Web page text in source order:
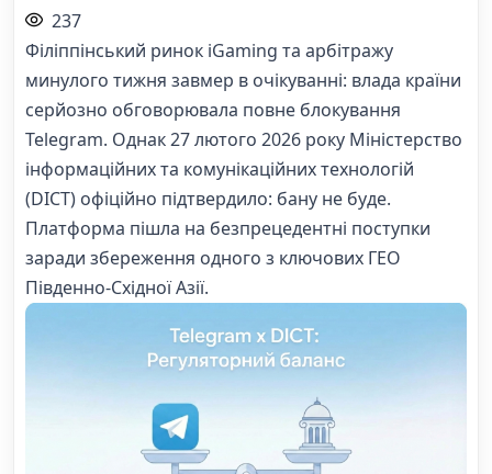
237
Філіппінський ринок iGaming та арбітражу
минулого тижня завмер в очікуванні: влада країни
серйозно обговорювала повне блокування
Telegram. Однак 27 лютого 2026 року Міністерство
інформаційних та комунікаційних технологій
(DICT) офіційно підтвердило: бану не буде.
Платформа пішла на безпрецедентні поступки
заради збереження одного з ключових ГЕО
Південно-Східної Азії.